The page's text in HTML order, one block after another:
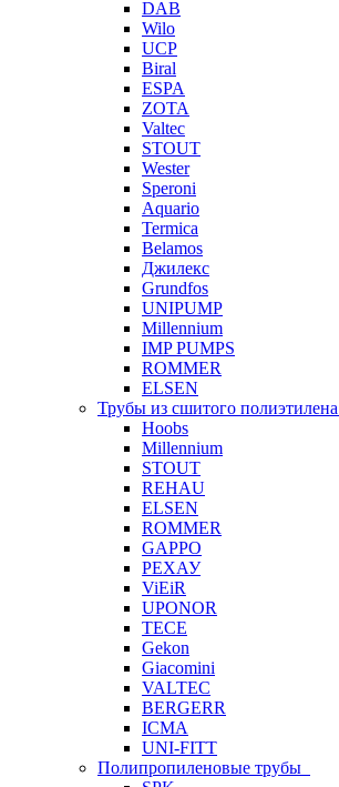
DAB
Wilo
UCP
Biral
ESPA
ZOTA
Valtec
STOUT
Wester
Speroni
Aquario
Termica
Belamos
Джилекс
Grundfos
UNIPUMP
Millennium
IMP PUMPS
ROMMER
ELSEN
Трубы из сшитого полиэтилена
Hoobs
Millennium
STOUT
REHAU
ELSEN
ROMMER
GAPPO
РЕХАУ
ViEiR
UPONOR
TECE
Gekon
Giacomini
VALTEC
BERGERR
ICMA
UNI-FITT
Полипропиленовые трубы